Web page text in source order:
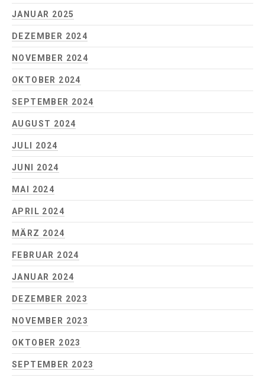
JANUAR 2025
DEZEMBER 2024
NOVEMBER 2024
OKTOBER 2024
SEPTEMBER 2024
AUGUST 2024
JULI 2024
JUNI 2024
MAI 2024
APRIL 2024
MÄRZ 2024
FEBRUAR 2024
JANUAR 2024
DEZEMBER 2023
NOVEMBER 2023
OKTOBER 2023
SEPTEMBER 2023